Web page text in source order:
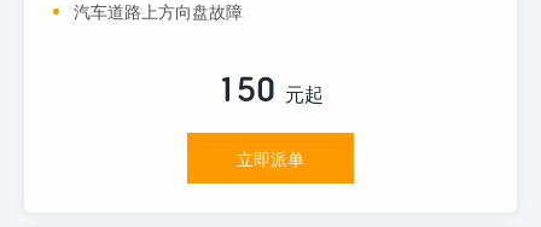
汽车道路上方向盘故障
150 元起
立即派单